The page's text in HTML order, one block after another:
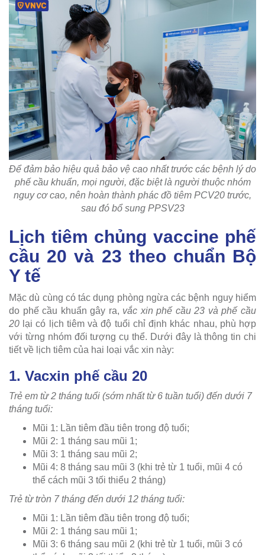
Để đảm bảo hiệu quả bảo vệ cao nhất trước các bệnh lý do
phế cầu khuẩn, mọi người, đặc biệt là người thuộc nhóm
nguy cơ cao, nên hoàn thành phác đồ tiêm PCV20 trước,
sau đó bổ sung PPSV23
Lịch tiêm chủng vaccine phế
cầu 20 và 23 theo chuẩn Bộ
Y tế
Mặc dù cùng có tác dụng phòng ngừa các bệnh nguy hiểm
do phế cầu khuẩn gây ra, vắc xin phế cầu 23 và phế cầu
20 lại có lịch tiêm và độ tuổi chỉ định khác nhau, phù hợp
với từng nhóm đối tượng cụ thể. Dưới đây là thông tin chi
tiết về lịch tiêm của hai loại vắc xin này:
1. Vacxin phế cầu 20
Trẻ em từ 2 tháng tuổi (sớm nhất từ 6 tuần tuổi) đến dưới 7
tháng tuổi:
Mũi 1: Lần tiêm đầu tiên trong độ tuổi;
Mũi 2: 1 tháng sau mũi 1;
Mũi 3: 1 tháng sau mũi 2;
Mũi 4: 8 tháng sau mũi 3 (khi trẻ từ 1 tuổi, mũi 4 có
thể cách mũi 3 tối thiểu 2 tháng)
Trẻ từ tròn 7 tháng đến dưới 12 tháng tuổi:
Mũi 1: Lần tiêm đầu tiên trong độ tuổi;
Mũi 2: 1 tháng sau mũi 1;
Mũi 3: 6 tháng sau mũi 2 (khi trẻ từ 1 tuổi, mũi 3 có